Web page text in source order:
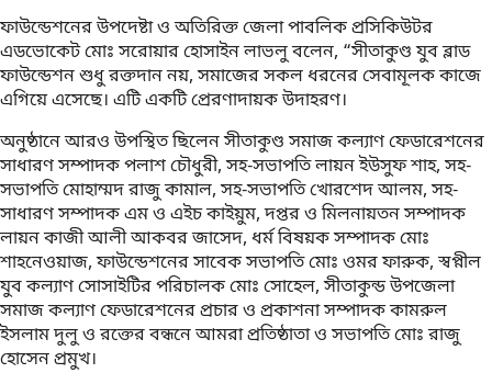
ফাউন্ডেশনের উপদেষ্টা ও অতিরিক্ত জেলা পাবলিক প্রসিকিউটর
এডভোকেট মোঃ সরোয়ার হোসাইন লাভলু বলেন, “সীতাকুণ্ড যুব ব্লাড
ফাউন্ডেশন শুধু রক্তদান নয়, সমাজের সকল ধরনের সেবামূলক কাজে
এগিয়ে এসেছে। এটি একটি প্রেরণাদায়ক উদাহরণ।
অনুষ্ঠানে আরও উপস্থিত ছিলেন সীতাকুণ্ড সমাজ কল্যাণ ফেডারেশনের
সাধারণ সম্পাদক পলাশ চৌধুরী, সহ-সভাপতি লায়ন ইউসুফ শাহ, সহ-
সভাপতি মোহাম্মদ রাজু কামাল, সহ-সভাপতি খোরশেদ আলম, সহ-
সাধারণ সম্পাদক এম ও এইচ কাইয়ুম, দপ্তর ও মিলনায়তন সম্পাদক
লায়ন কাজী আলী আকবর জাসেদ, ধর্ম বিষয়ক সম্পাদক মোঃ
শাহনেওয়াজ, ফাউন্ডেশনের সাবেক সভাপতি মোঃ ওমর ফারুক, স্বপ্নীল
যুব কল্যাণ সোসাইটির পরিচালক মোঃ সোহেল, সীতাকুন্ড উপজেলা
সমাজ কল্যাণ ফেডারেশনের প্রচার ও প্রকাশনা সম্পাদক কামরুল
ইসলাম দুলু ও রক্তের বন্ধনে আমরা প্রতিষ্ঠাতা ও সভাপতি মোঃ রাজু
হোসেন প্রমুখ।